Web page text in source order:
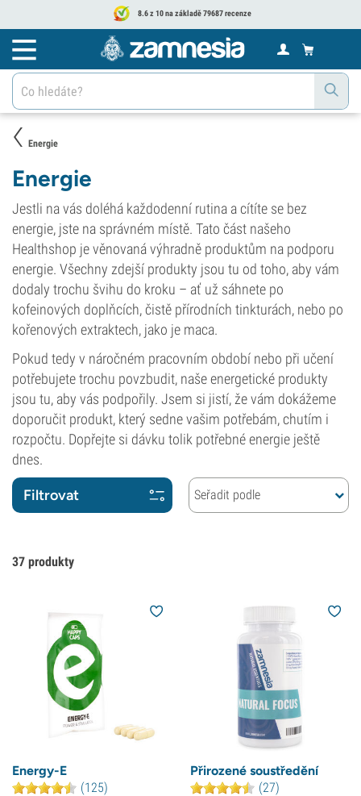
8.6 z 10 na základě 79687 recenze
Energie
Energie
Jestli na vás doléhá každodenní rutina a cítíte se bez
energie, jste na správném místě. Tato část našeho
Healthshop je věnovaná výhradně produktům na podporu
energie. Všechny zdejší produkty jsou tu od toho, aby vám
dodaly trochu švihu do kroku – ať už sáhnete po
kofeinových doplňcích, čistě přírodních tinkturách, nebo po
kořenových extraktech, jako je maca.
Pokud tedy v náročném pracovním období nebo při učení
potřebujete trochu povzbudit, naše energetické produkty
jsou tu, aby vás podpořily. Jsem si jistí, že vám dokážeme
doporučit produkt, který sedne vašim potřebám, chutím i
rozpočtu. Dopřejte si dávku tolik potřebné energie ještě
dnes.
Filtrovat Seřadit podle
37 produkty
Energy-E
(125)
Přirozené soustředění
(27)